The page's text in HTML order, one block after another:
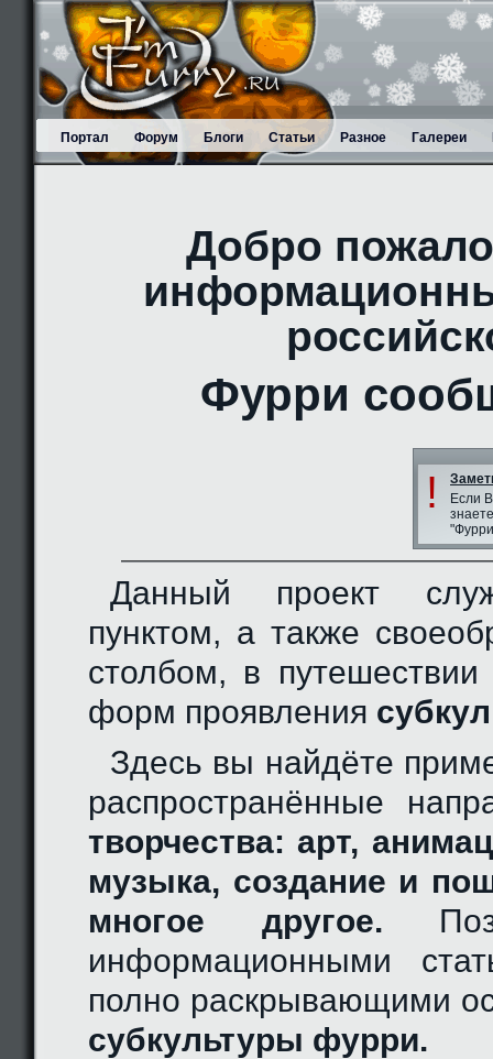
Портал Форум Блоги Статьи Разное Галереи
Добро
Фурри
!
Если
Данный проект
пунктом, а также
столбом, в
форм проявления
Здесь вы найдёте
распространённые
творчества: арт,
музыка, создание и
многое другое.
информационными
полно раскрывающими
субкультуры фурри.